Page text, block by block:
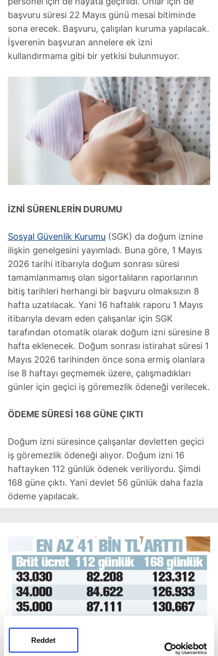
Reddet
başvuru süresi 22 Mayıs günü mesai bitiminde
sona erecek. Başvuru, çalışılan kuruma yapılacak.
İşverenin başvuran annelere ek izni
kullandırmama gibi bir yetkisi bulunmuyor.
İZNİ SÜRENLERİN DURUMU
Sosyal Güvenlik Kurumu (SGK) da doğum iznine
ilişkin genelgesini yayımladı. Buna göre, 1 Mayıs
2026 tarihi itibarıyla doğum sonrası süresi
tamamlanmamış olan sigortalıların raporlarının
bitiş tarihleri herhangi bir başvuru olmaksızın 8
hafta uzatılacak. Yani 16 haftalık raporu 1 Mayıs
itibarıyla devam eden çalışanlar için SGK
tarafından otomatik olarak doğum izni süresine 8
hafta eklenecek. Doğum sonrası istirahat süresi 1
Mayıs 2026 tarihinden önce sona ermiş olanlara
ise 8 haftayı geçmemek üzere, çalışmadıkları
günler için geçici iş göremezlik ödeneği verilecek.
ÖDEME SÜRESİ 168 GÜNE ÇIKTI
Doğum izni süresince çalışanlar devletten geçici
iş göremezlik ödeneği alıyor. Doğum izni 16
haftayken 112 günlük ödenek veriliyordu. Şimdi
168 güne çıktı. Yani devlet 56 günlük daha fazla
ödeme yapılacak.